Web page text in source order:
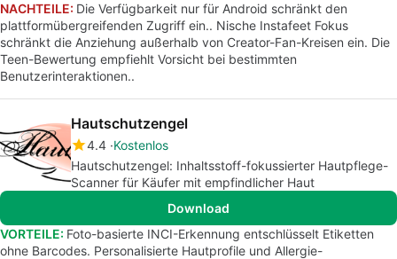
NACHTEILE: Die Verfügbarkeit nur für Android schränkt den
plattformübergreifenden Zugriff ein.. Nische Instafeet Fokus
schränkt die Anziehung außerhalb von Creator-Fan-Kreisen ein. Die
Teen-Bewertung empfiehlt Vorsicht bei bestimmten
Benutzerinteraktionen..
Hautschutzengel
4.4 Kostenlos
Hautschutzengel: Inhaltsstoff-fokussierter Hautpflege-
Scanner für Käufer mit empfindlicher Haut
Download
VORTEILE: Foto-basierte INCI-Erkennung entschlüsselt Etiketten
ohne Barcodes. Personalisierte Hautprofile und Allergie-